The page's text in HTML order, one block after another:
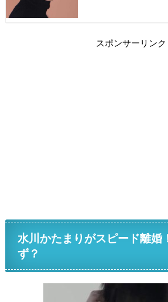
スポンサーリンク
水川かたまりがスピード離婚
ず？